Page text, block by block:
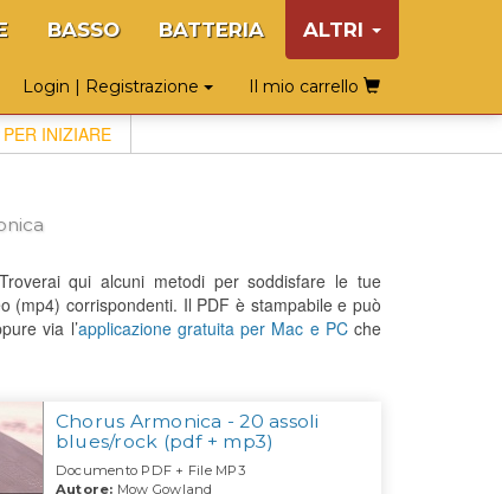
BASSO BATTERIA ALTRI
Login | Registrazione Il mio carrello
INIZIARE
qui alcuni metodi per soddisfare le tue
(mp4) corrispondenti. Il PDF è stampabile e può
via l’applicazione gratuita per Mac e PCche
Chorus Armonica - 20 assoli
blues/rock (pdf + mp3)
Documento PDF + File MP3
Autore: Mow Gowland